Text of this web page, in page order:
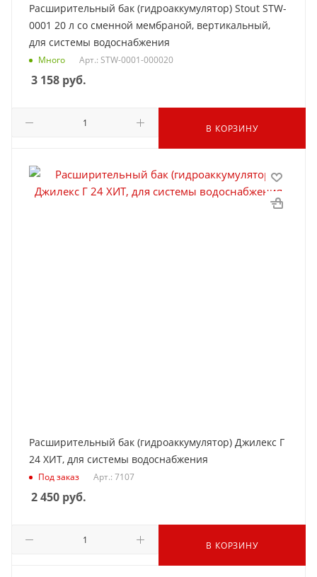
Расширительный бак (гидроаккумулятор) Stout STW-
0001 20 л со сменной мембраной, вертикальный,
для системы водоснабжения
Много Арт.: STW-0001-000020
3 158 руб.
В КОРЗИНУ
Расширительный бак (гидроаккумулятор) Джилекс Г
24 ХИТ, для системы водоснабжения
Под заказ Арт.: 7107
2 450 руб.
В КОРЗИНУ